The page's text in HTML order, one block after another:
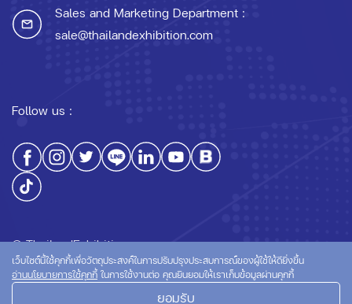
Sales and Marketing Department :
sale@thailandexhibition.com
Follow us :
© ThailandExhibition.com
เว็บไซต์นี้ใช้คุกกี้เพื่อวัตถุประสงค์ในการปรับปรุงประสบการณ์ของผู้ใช้ให้ดียิ่งขึ้น
อ่านนโยบายการใช้คุกกี้ ในการใช้งานต่อ คุณยินยอมให้เราเก็บข้อมูลผ่านคุกกี้
ยอมรับ